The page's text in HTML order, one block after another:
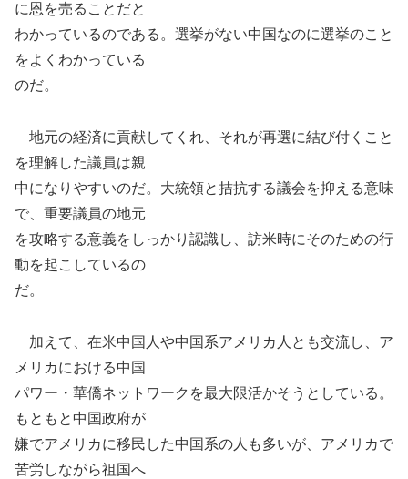
に恩を売ることだと
わかっているのである。選挙がない中国なのに選挙のこと
をよくわかっている
のだ。
地元の経済に貢献してくれ、それが再選に結び付くこと
を理解した議員は親
中になりやすいのだ。大統領と拮抗する議会を抑える意味
で、重要議員の地元
を攻略する意義をしっかり認識し、訪米時にそのための行
動を起こしているの
だ。
加えて、在米中国人や中国系アメリカ人とも交流し、ア
メリカにおける中国
パワー・華僑ネットワークを最大限活かそうとしている。
もともと中国政府が
嫌でアメリカに移民した中国系の人も多いが、アメリカで
苦労しながら祖国へ